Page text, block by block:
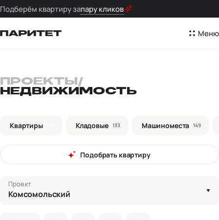
Подберём квартиру запару кликов
Меню
ПРОЕКТЫ /
НЕДВИЖИМОСТЬ
Квартиры Кладовые 133 Машиноместа 149
Подобрать квартиру
Проект
Комсомольский